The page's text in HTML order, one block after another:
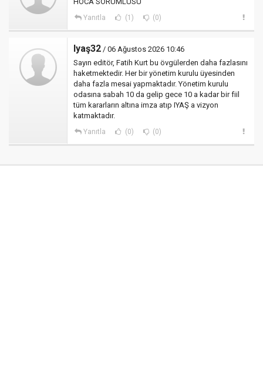
Yanıtla (1) (0)
Iyaş32 / 06 Ağustos 2026 10:46
Sayın editör, Fatih Kurt bu övgülerden daha fazlasını
haketmektedir. Her bir yönetim kurulu üyesinden
daha fazla mesai yapmaktadır. Yönetim kurulu
odasına sabah 10 da gelip gece 10 a kadar bir fiil
tüm kararların altına imza atıp IYAŞ a vizyon
katmaktadır.
Yanıtla (0) (0)